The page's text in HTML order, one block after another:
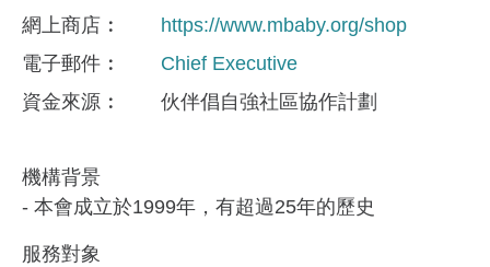
網上商店
https://www.mbaby.org/shop
電子郵件
Chief Executive
資金來​源
伙伴倡自強社區協作計劃
機構背景
- 本會成立於1999年，有超過25年的歷史
服務對象